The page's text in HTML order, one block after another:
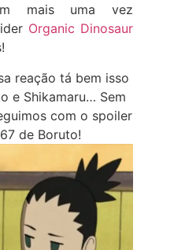
mais uma vez
Organic Dinosaur
reação tá bem isso
e Shikamaru… Sem
com o spoiler
de Boruto!